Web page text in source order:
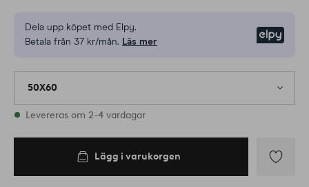
Dela upp köpet med Elpy.
Betala från 37 kr/mån. Läs mer
50X60
I lager
Levereras om 2-4 vardagar
Lägg i varukorgen